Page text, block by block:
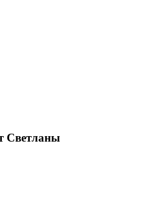
Светланы